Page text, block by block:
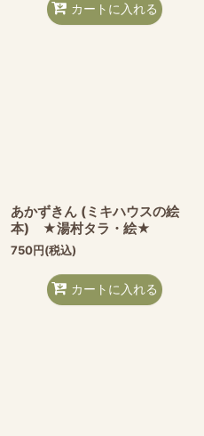
カートに入れる
あかずきん (ミキハウスの絵
本) ★湯村タラ・絵★
750円(税込)
カートに入れる